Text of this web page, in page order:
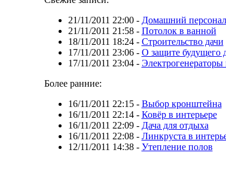
21/11/2011 22:00- Домашний
21/11/2011 21:58- Потолок в ванной
18/11/2011 18:24- Строительство дачи
17/11/2011 23:06- О защите будущего
17/11/2011 23:04-
Более ранние:
16/11/2011 22:15- Выбор кронштейна
16/11/2011 22:14- Ковёр в интерьере
16/11/2011 22:09- Дача для отдыха
16/11/2011 22:08- Линкруста в
12/11/2011 14:38- Утепление полов